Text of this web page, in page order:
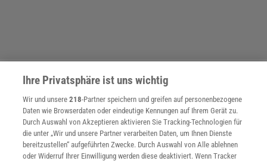
SPONSORED
PARTNERINHALTE
Anzeige
Ihre Privatsphäre ist uns wichtig
Wir und unsere218-Partner speichern und greifen auf personenbezogene
Daten wie Browserdaten oder eindeutige Kennungen auf Ihrem Gerät zu.
Durch Auswahl von Akzeptieren aktivieren Sie Tracking-Technologien für
die unter „Wir und unsere Partner verarbeiten Daten, um Ihnen Dienste
bereitzustellen“ aufgeführten Zwecke. Durch Auswahl von Alle ablehnen
oder Widerruf Ihrer Einwilligung werden diese deaktiviert. Wenn Tracker